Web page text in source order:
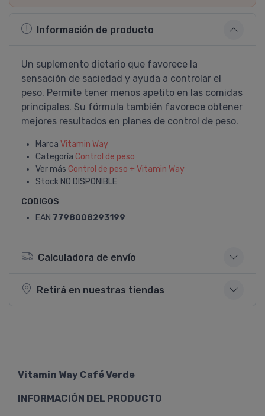
Información de producto
Un suplemento dietario que favorece la
sensación de saciedad y ayuda a controlar el
peso. Permite tener menos apetito en las comidas
principales. Su fórmula también favorece obtener
mejores resultados en planes de control de peso.
Marca Vitamin Way
Categoría Control de peso
Ver más Control de peso + Vitamin Way
Stock NO DISPONIBLE
CODIGOS
EAN 7798008293199
Calculadora de envío
Retirá en nuestras tiendas
Vitamin Way Café Verde
INFORMACIÓN DEL PRODUCTO